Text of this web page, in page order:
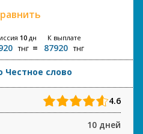
10дн
тнг
К выплате
87920 тнг
Честное слово
4.6
10 дней